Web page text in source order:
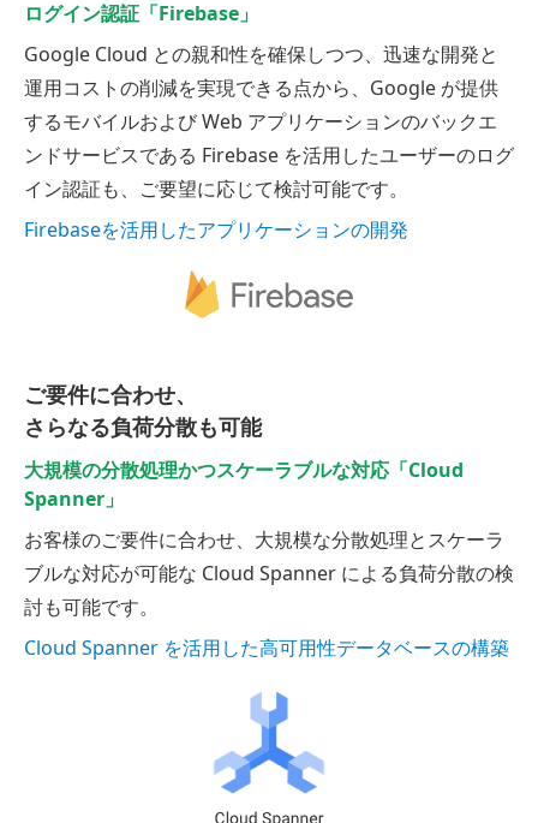
ログイン認証「Firebase」
Google Cloud との親和性を確保しつつ、迅速な開発と
運用コストの削減を実現できる点から、Google が提供
するモバイルおよび Web アプリケーションのバックエ
ンドサービスである Firebase を活用したユーザーのログ
イン認証も、ご要望に応じて検討可能です。
Firebaseを活用したアプリケーションの開発
ご要件に合わせ、
さらなる負荷分散も可能
大規模の分散処理かつスケーラブルな対応「Cloud
Spanner」
お客様のご要件に合わせ、大規模な分散処理とスケーラ
ブルな対応が可能な Cloud Spanner による負荷分散の検
討も可能です。
Cloud Spanner を活用した高可用性データベースの構築